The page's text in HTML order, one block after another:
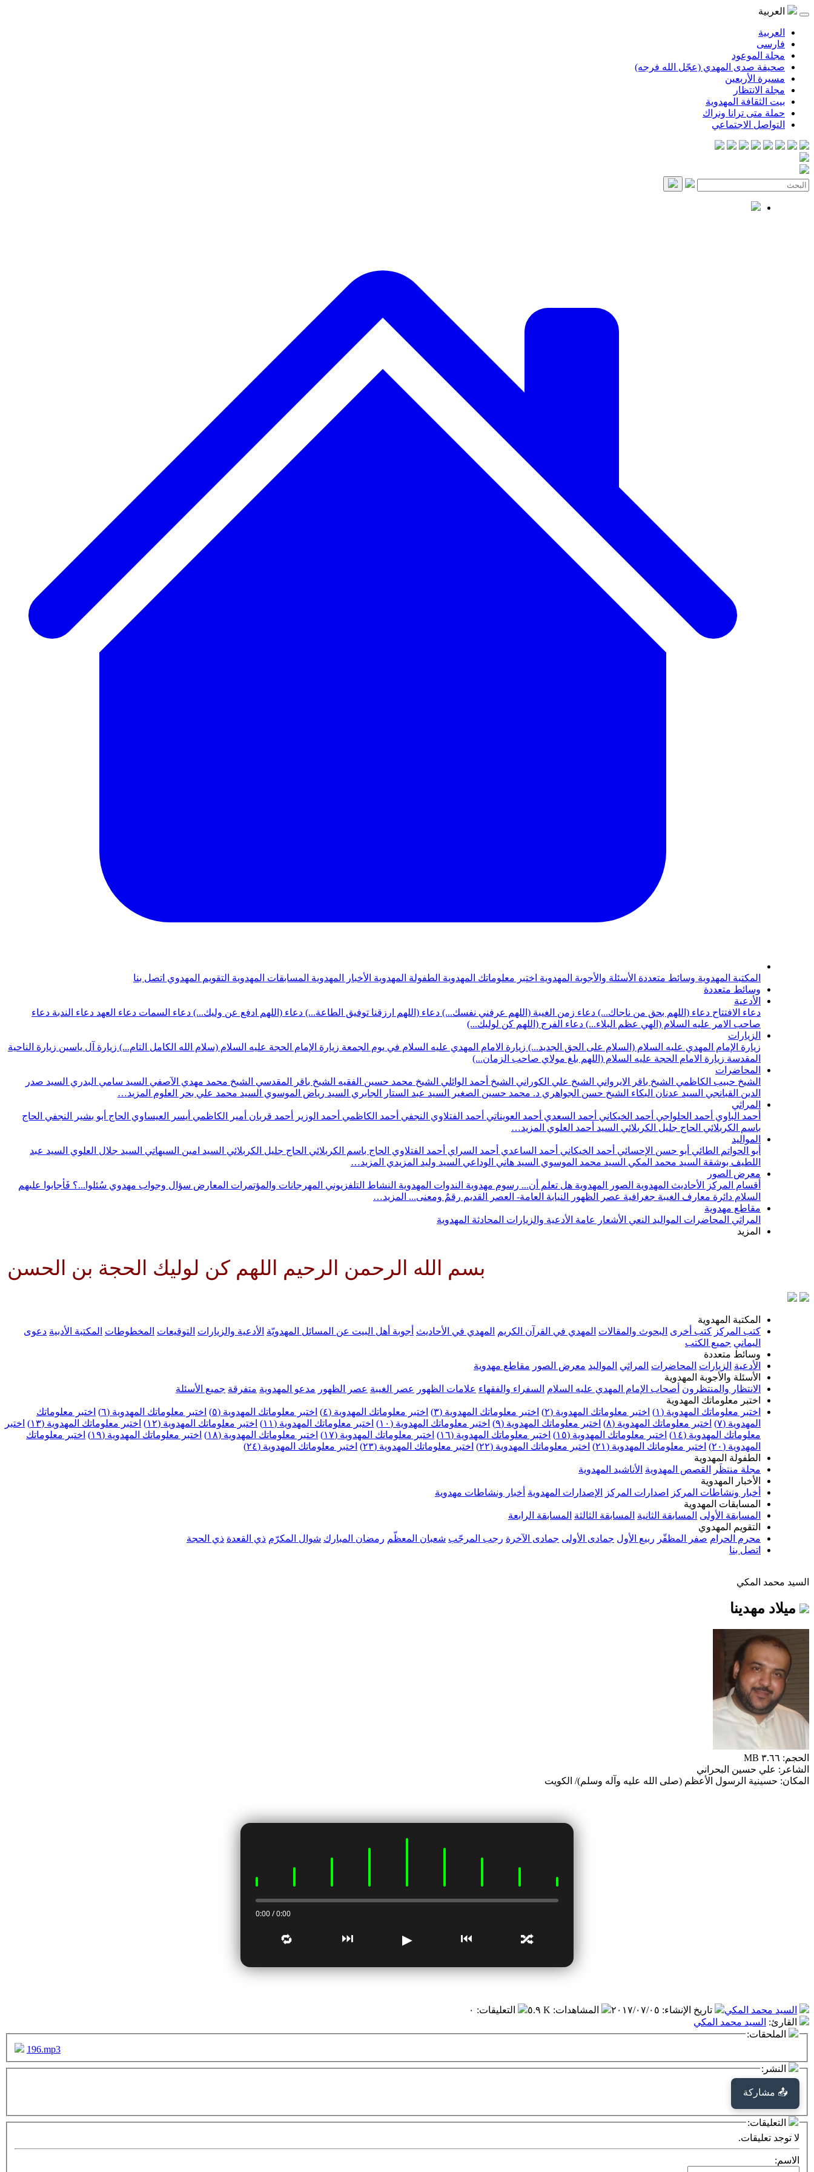
العربية
العربية
فارسی
مجلة الموعود
صحيفة صدى المهدي (عجّل الله فرجه)
مسيرة الأربعين
مجلة الانتظار
بيت الثقافة المهدوية
حملة متى ترانا ونراك
التواصل الاجتماعي
المكتبة المهدوية وسائط متعددة الأسئلة والأجوبة المهدوية اختبر معلوماتك المهدوية الطفولة المهدوية الأخبار المهدوية المسابقات المهدوية التقويم المهدوي اتصل بنا
وسائط متعددة
الأدعية
دعاء الافتتاح دعاء (اللهم بحق من ناجاك...) دعاء زمن الغيبة (اللهم عرفني نفسك...) دعاء (اللهم ارزقنا توفيق الطاعة...) دعاء (اللهم ادفع عن وليك...) دعاء السمات دعاء العهد دعاء الندبة دعاء
صاحب الامر عليه السلام (الهي عظم البلاء...) دعاء الفرج (اللهم كن لوليك...)
الزيارات
زيارة الإمام المهدي عليه السلام (السلام على الحق الجديد...) زيارة الامام المهدي عليه السلام في يوم الجمعة زيارة الإمام الحجة عليه السلام (سلام الله الكامل التام...) زيارة آل ياسين زيارة الناحية
المقدسة زيارة الامام الحجة عليه السلام (اللهم بلغ مولاي صاحب الزمان...)
المحاضرات
الشيخ حبيب الكاظمي الشيخ باقر الايرواني الشيخ علي الكوراني الشيخ أحمد الوائلي الشيخ محمد حسين الفقيه الشيخ باقر المقدسي الشيخ محمد مهدي الآصفي السيد سامي البدري السيد صدر
الدين القبانجي السيد عدنان البكاء الشيخ حسن الجواهري د. محمد حسين الصغير السيد عبد الستار الجابري السيد رياض الموسوي السيد محمد علي بحر العلوم المزيد…
المراثي
أحمد الباوي أحمد الحلواجي أحمد الخيكاني أحمد السعدي أحمد العويناتي أحمد الفتلاوي النجفي أحمد الكاظمي أحمد الوزير أحمد قربان أمير الكاظمي أيسر العيساوي الحاج أبو بشير النجفي الحاج
باسم الكربلائي الحاج جليل الكربلائي السيد أحمد العلوي المزيد…
المواليد
أبو الحواتم الطائي أبو حسن الإحسائي أحمد الخيكاني أحمد الساعدي أحمد السراي أحمد الفتلاوي الحاج باسم الكربلائي الحاج جليل الكربلائي السيد امين السيهاتي السيد جلال العلوي السيد عبد
اللطيف بوشقة السيد محمد المكي السيد محمد الموسوي السيد هاني الوداعي السيد وليد المزيدي المزيد…
معرض الصور
أقسام المركز
الأحاديث المهدوية الصور المهدوية هل تعلم أن... رسوم مهدوية الندوات المهدوية النشاط التلفزيوني المهرجانات والمؤتمرات المعارض سؤال وجواب مهدوي سُئلوا...؟ فَأجابوا عليهم
السلام دائرة معارف الغيبة جغرافية عصر الظهور النيابة العامة- العصر القديم رقمٌ ومعنى... المزيد…
مقاطع مهدوية
المراثي المحاضرات المواليد النعي الأشعار عامة الأدعية والزيارات المحادثة المهدوية
المزيد
بسم الله الرحمن الرحيم اللهم كن لوليك الحجة بن الحسن صلواتك
المكتبة المهدوية
كتب المركز كتب أخرى البحوث والمقالات المهدي في القرآن الكريم المهدي في الأحاديث أجوبة أهل البيت عن المسائل المهدويّة الأدعية والزيارات التوقيعات المخطوطات المكتبة الأدبية دعوى
اليماني جميع الكتب
وسائط متعددة
الأدعية الزيارات المحاضرات المراثي المواليد معرض الصور مقاطع مهدوية
الأسئلة والأجوبة المهدوية
الانتظار والمنتظرون أصحاب الإمام المهدي عليه السلام السفراء والفقهاء علامات الظهور عصر الغيبة عصر الظهور مدعو المهدوية متفرقة جميع الأسئلة
اختبر معلوماتك المهدوية
اختبر معلوماتك المهدوية (١)
اختبر معلوماتك المهدوية (٢) اختبر معلوماتك المهدوية (٣) اختبر معلوماتك المهدوية (٤) اختبر معلوماتك المهدوية (٥) اختبر معلوماتك المهدوية (٦)
اختبر معلوماتك
المهدوية (٧)
اختبر معلوماتك المهدوية (٨) اختبر معلوماتك المهدوية (٩) اختبر معلوماتك المهدوية (١٠) اختبر معلوماتك المهدوية (١١) اختبر معلوماتك المهدوية (١٢) اختبر معلوماتك المهدوية (١٣)
اختبر
معلوماتك المهدوية (١٤)
اختبر معلوماتك المهدوية (١٥) اختبر معلوماتك المهدوية (١٦) اختبر معلوماتك المهدوية (١٧) اختبر معلوماتك المهدوية (١٨) اختبر معلوماتك المهدوية (١٩)
اختبر معلوماتك
المهدوية (٢٠)
اختبر معلوماتك المهدوية (٢١) اختبر معلوماتك المهدوية (٢٢) اختبر معلوماتك المهدوية (٢٣)
اختبر معلوماتك المهدوية (٢٤)
الطفولة المهدوية
مجلة منتظَر
القصص المهدوية الأناشيد المهدوية
الأخبار المهدوية
أخبار ونشاطات المركز
اصدارات المركز الإصدارات المهدوية أخبار ونشاطات مهدوية
المسابقات المهدوية
المسابقة الأولى المسابقة الثانية المسابقة الثالثة المسابقة الرابعة
التقويم المهدوي
محرم الحرام صفر المظفّر ربيع الأول جمادى الأولى جمادى الآخرة رجب المرجّب شعبان المعظّم رمضان المبارك شوال المكرّم ذي القعدة ذي الحجة
اتصل بنا
السيد محمد المكي
ميلاد مهدينا
الحجم: ٣.٦٦ MB
الشاعر: علي حسين البحراني
المكان: حسينية الرسول الأعظم (صلى الله عليه وآله وسلم)/ الكويت
0:00 / 0:00
🔀
⏮
▶
⏭
🔁
السيد محمد المكي تاريخ الإنشاء: ٢٠١٧/٠٧/٠٥ المشاهدات: ٥.٩ K التعليقات: ٠
القارئ: السيد محمد المكي
الملحقات:
196.mp3
النشر:
📤 مشاركة
التعليقات:
لا توجد تعليقات.
الاسم: